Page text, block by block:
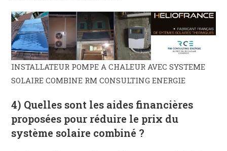
INSTALLATEUR POMPE A CHALEUR AVEC SYSTEME
SOLAIRE COMBINE RM CONSULTING ENERGIE
4) Quelles sont les aides financières
proposées pour réduire le prix du
système solaire combiné ?